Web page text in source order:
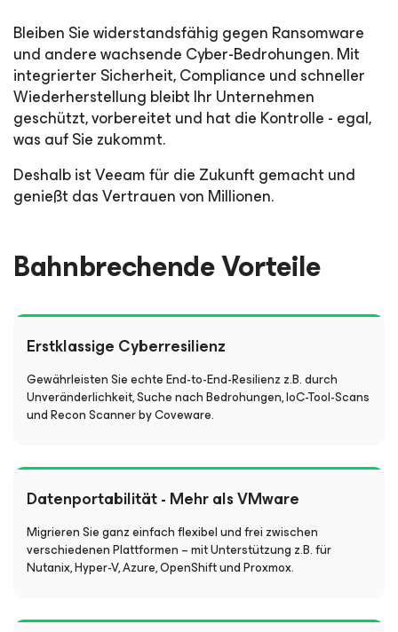
Bleiben Sie widerstandsfähig gegen Ransomware
und andere wachsende Cyber-Bedrohungen. Mit
integrierter Sicherheit, Compliance und schneller
Wiederherstellung bleibt Ihr Unternehmen
geschützt, vorbereitet und hat die Kontrolle - egal,
was auf Sie zukommt.
Deshalb ist Veeam für die Zukunft gemacht und
genießt das Vertrauen von Millionen.
Bahnbrechende Vorteile
Erstklassige Cyberresilienz
Gewährleisten Sie echte End-to-End-Resilienz z.B. durch
Unveränderlichkeit, Suche nach Bedrohungen, IoC-Tool-Scans
und Recon Scanner by Coveware.
Datenportabilität - Mehr als VMware
Migrieren Sie ganz einfach flexibel und frei zwischen
verschiedenen Plattformen – mit Unterstützung z.B. für
Nutanix, Hyper-V, Azure, OpenShift und Proxmox.